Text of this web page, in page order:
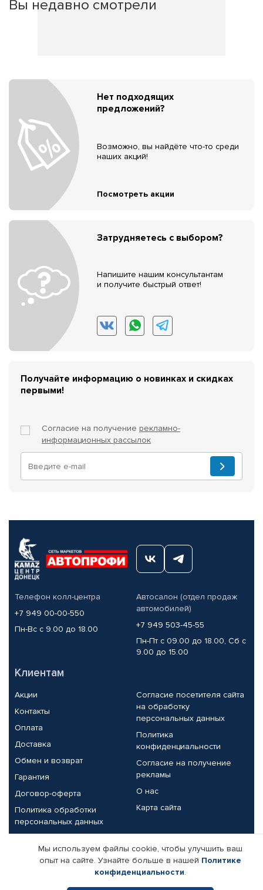
Вы недавно смотрели
Нет подходящих
предложений?
Возможно, вы найдёте что-то среди
наших акций!
Посмотреть акции
Затрудняетесь с выбором?
Напишите нашим консультантам
и получите быстрый ответ!
Получайте информацию о новинках и скидках
первыми!
Согласие на получение рекламно-
информационных рассылок
Телефон колл-центра
+7 949 00-00-550
Пн-Вс с 9.00 до 18.00
Автосалон (отдел продаж
автомобилей)
+7 949 503-45-55
Пн-Пт с 09.00 до 18.00, Сб с
9.00 до 15.00
Клиентам
Акции
Контакты
Оплата
Доставка
Обмен и возврат
Гарантия
Договор-оферта
Политика обработки
персональных данных
Согласие посетителя сайта
на обработку
персональных данных
Политика
конфиденциальности
Согласие на получение
рекламы
О нас
Карта сайта
Партнерам
Корпоративным клиентам
Поставщикам
Реквизиты компании
Мы используем файлы cookie, чтобы улучшить ваш
опыт на сайте. Узнайте больше в нашей Политике
конфиденциальности.